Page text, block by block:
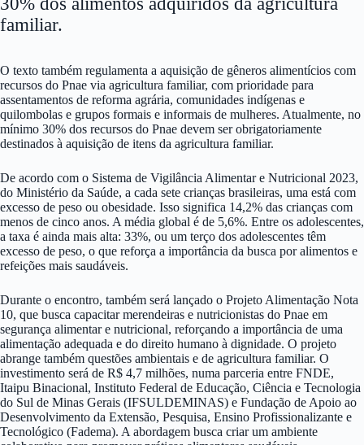
familiar.
O texto também regulamenta a aquisição de gêneros alimentícios com
recursos do Pnae via agricultura familiar, com prioridade para
assentamentos de reforma agrária, comunidades indígenas e
quilombolas e grupos formais e informais de mulheres. Atualmente, no
mínimo 30% dos recursos do Pnae devem ser obrigatoriamente
destinados à aquisição de itens da agricultura familiar.
De acordo com o Sistema de Vigilância Alimentar e Nutricional 2023,
do Ministério da Saúde, a cada sete crianças brasileiras, uma está com
excesso de peso ou obesidade. Isso significa 14,2% das crianças com
menos de cinco anos. A média global é de 5,6%. Entre os adolescentes,
a taxa é ainda mais alta: 33%, ou um terço dos adolescentes têm
excesso de peso, o que reforça a importância da busca por alimentos e
refeições mais saudáveis.
Durante o encontro, também será lançado o Projeto Alimentação Nota
10, que busca capacitar merendeiras e nutricionistas do Pnae em
segurança alimentar e nutricional, reforçando a importância de uma
alimentação adequada e do direito humano à dignidade. O projeto
abrange também questões ambientais e de agricultura familiar. O
investimento será de R$ 4,7 milhões, numa parceria entre FNDE,
Itaipu Binacional, Instituto Federal de Educação, Ciência e Tecnologia
do Sul de Minas Gerais (IFSULDEMINAS) e Fundação de Apoio ao
Desenvolvimento da Extensão, Pesquisa, Ensino Profissionalizante e
Tecnológico (Fadema). A abordagem busca criar um ambiente